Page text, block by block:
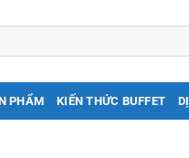
PHẨM KIẾN THỨC BUFFET